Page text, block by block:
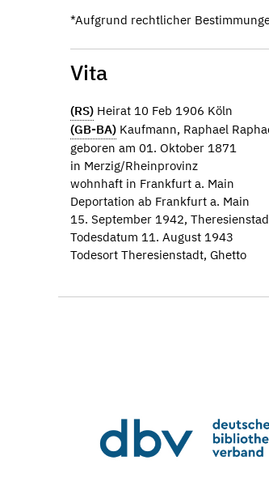
*Aufgrund rechtlicher
Vita
(RS) Heirat 10 Feb 1906 Köln
(GB-BA) Kaufmann, Raphael
geboren am 01. Oktober 1871
in Merzig/Rheinprovinz
wohnhaft in Frankfurt a. Main
Deportation ab Frankfurt a. Main
15. September 1942,
Todesdatum 11. August 1943
Todesort Theresienstadt, Ghetto